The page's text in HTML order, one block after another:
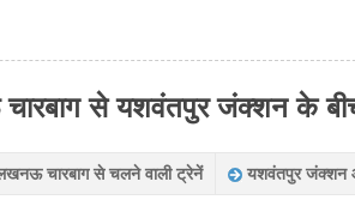
से यशवंतपुर जंक्शन के
चारबाग से चलने वाली ट्रेनें यशवंतपुर जंक्शन